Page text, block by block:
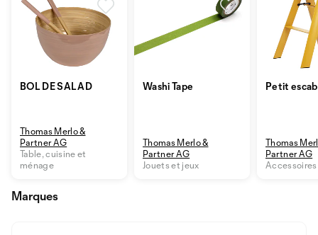
BOL DE SALAD
Thomas Merlo &
Partner AG
Table, cuisine et
ménage
Washi Tape
Thomas Merlo &
Partner AG
Jouets et jeux
Petit
Thomas
Partner AG
Marques